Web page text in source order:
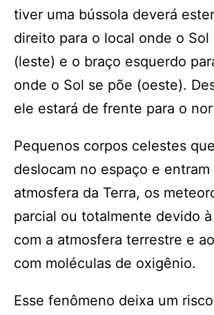
tiver uma bússola deverá
direito para o local onde o Sol
(leste) e o braço esquerdo
onde o Sol se põe (oeste).
ele estará de frente para o
Pequenos corpos celestes
deslocam no espaço e entram
atmosfera da Terra, os
parcial ou totalmente devido
com a atmosfera terrestre e
com moléculas de oxigênio.
Esse fenômeno deixa um